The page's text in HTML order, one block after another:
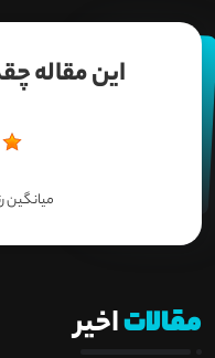
این مقاله
میانگین
مقالاتاخیر